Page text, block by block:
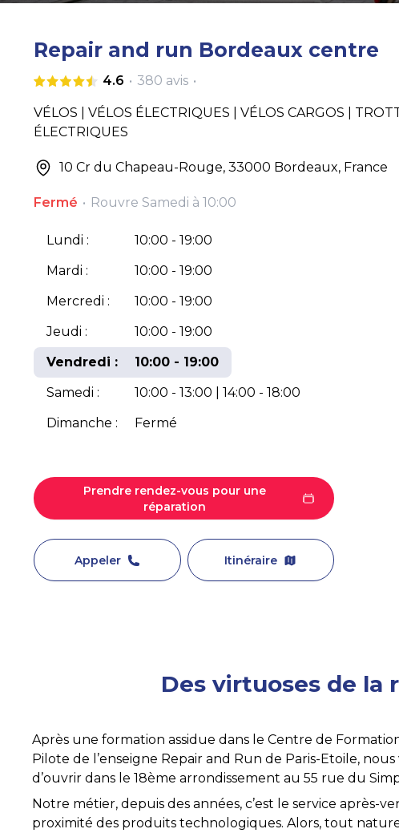
Repair and run Bordeaux centre
4.6 • 380 avis •
VÉLOS | VÉLOS ÉLECTRIQUES | VÉLOS CARGOS |
ÉLECTRIQUES
10 Cr du Chapeau-Rouge, 33000 Bordeaux, France
Fermé • Rouvre Samedi à 10:00
Lundi :
10:00 - 19:00
Mardi :
10:00 - 19:00
Mercredi :
10:00 - 19:00
Jeudi :
10:00 - 19:00
Vendredi :
10:00 - 19:00
Samedi :
10:00 - 13:00 | 14:00 - 18:00
Dimanche :
Fermé
Prendre rendez-vous pour une
réparation
Appeler Itinéraire
Des virtuoses de
Après une formation assidue dans le Centre de
Pilote de l’enseigne Repair and Run de Paris-Etoile, nous
d’ouvrir dans le 18ème arrondissement au 55 rue du
Notre métier, depuis des années, c’est le service après-
proximité des produits technologiques. Alors, tout